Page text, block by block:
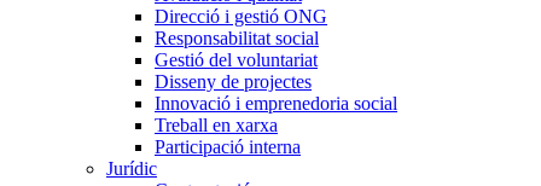
Direcció i gestió ONG
Responsabilitat social
Gestió del voluntariat
Disseny de projectes
Innovació i emprenedoria social
Treball en xarxa
Participació interna
Jurídic